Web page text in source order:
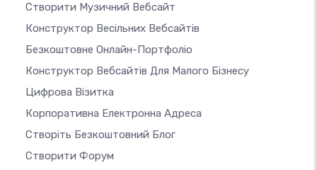
Створити Музичний Вебсайт
Конструктор Весільних Вебсайтів
Безкоштовне Онлайн-Портфоліо
Конструктор Вебсайтів Для Малого Бізнесу
Цифрова Візитка
Корпоративна Електронна Адреса
Створіть Безкоштовний Блог
Створити Форум